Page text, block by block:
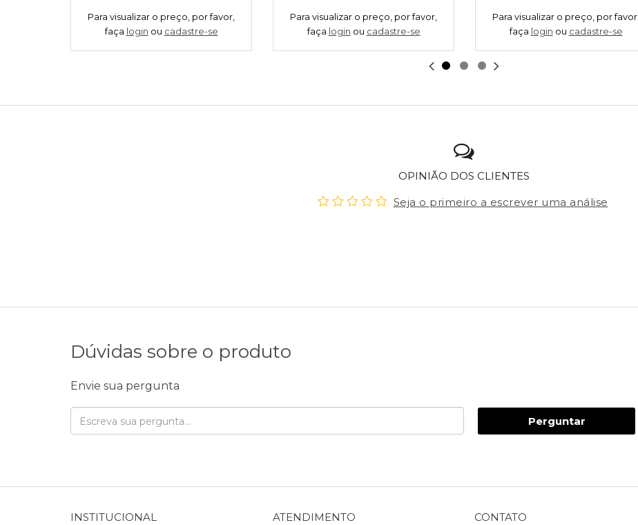
Para visualizar o preço, por favor,
faça login ou cadastre-se
Para visualizar o preço, por favor,
faça login ou cadastre-se
Para visualizar o preço, por favor,
faça login ou cadastre-se
OPINIÃO DOS CLIENTES
Seja o primeiro a escrever uma análise
Dúvidas sobre o produto
Envie sua pergunta
Perguntar
INSTITUCIONAL ATENDIMENTO CONTATO